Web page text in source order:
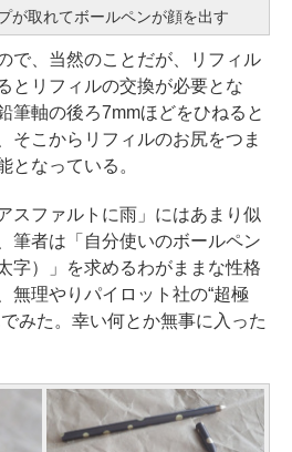
が取れてボールペンが顔を出す
で、当然のことだが、リフィル
とリフィルの交換が必要とな
筆軸の後ろ7mmほどをひねると
そこからリフィルのお尻をつま
となっている。
スファルトに雨」にはあまり似
筆者は「自分使いのボールペン
字）」を求めるわがままな性格
無理やりパイロット社の“超極
みた。幸い何とか無事に入った